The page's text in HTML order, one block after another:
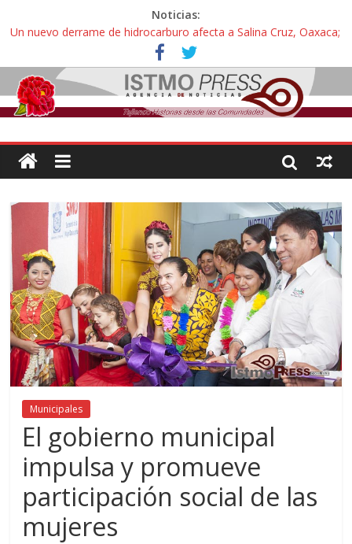
Noticias:
Un nuevo derrame de hidrocarburo afecta a Salina Cruz, Oaxaca;
ahora pescadores de Salinas del Marqués denuncian daños de
Pemex
Ángel, el joven autista expulsado por la Universidad Bienestar de
Ixtepec, Oaxaca vuelve a las aulas tras amparo
Familiares de periodista Alejandro Leyva se reúnen con titular de
intelectuales de su asesinato
Alertan pescadores de Juchitán, Oaxaca de nuevo despojo de su
Pescadores y comuneros ikoots detienen la extracción ilegal de
material pétreo de gravera Oyamel
Municipales
El gobierno municipal
impulsa y promueve
participación social de las
mujeres